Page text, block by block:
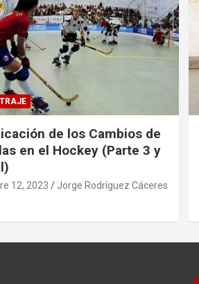
de los Cambios de
en el Hockey (Parte 3 y
12, 2023 Jorge Rodríguez Cáceres